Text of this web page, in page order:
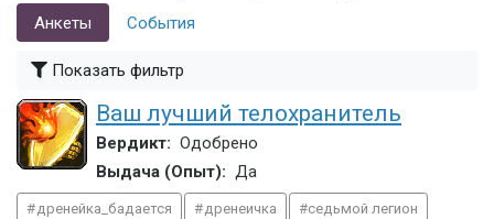
Анкеты События
Показать фильтр
Ваш лучший телохранитель
Вердикт: Одобрено
Выдача (Опыт): Да
дренейка_бадается дренеичка седьмой легион